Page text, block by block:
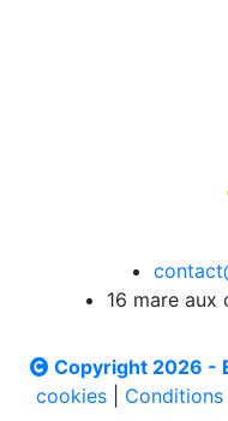
16 mare aux
Copyright 2026 -
cookies|